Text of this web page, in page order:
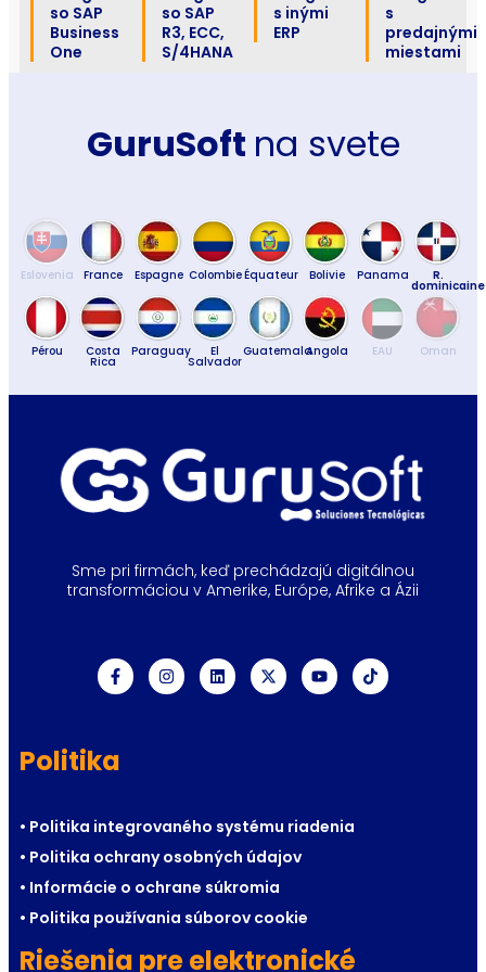
so SAP
Business
One
so SAP
R3, ECC,
S/4HANA
s inými
ERP
s
predajnými
miestami
GuruSoft na svete
Eslovenia France Espagne ColombieÉquateur Bolivie Panama R.
dominicaine
Pérou Costa
Rica
Paraguay El
Salvador
GuatemalaAngola EAU Oman
Sme pri firmách, keď prechádzajú digitálnou
transformáciou v Amerike, Európe, Afrike a Ázii
Politika
• Politika integrovaného systému riadenia
• Politika ochrany osobných údajov
• Informácie o ochrane súkromia
• Politika používania súborov cookie
Riešenia pre elektronické